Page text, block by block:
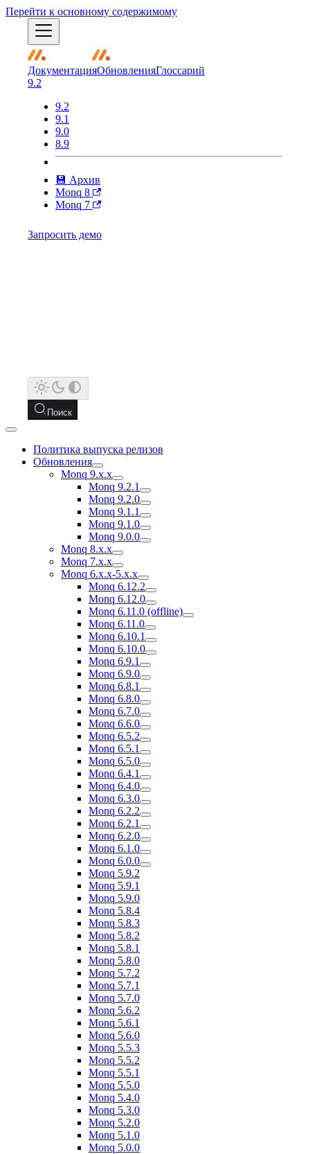
Перейти к основному содержимому
ДокументацияОбновленияГлоссарий
9.2
9.2
9.1
9.0
8.9
💾 Архив
Monq 8
Monq 7
Запросить демо
Поиск
Политика выпуска релизов
Обновления
Monq 9.x.x
Monq 9.2.1
Monq 9.2.0
Monq 9.1.1
Monq 9.1.0
Monq 9.0.0
Monq 8.x.x
Monq 7.x.x
Monq 6.x.x-5.x.x
Monq 6.12.2
Monq 6.12.0
Monq 6.11.0 (offline)
Monq 6.11.0
Monq 6.10.1
Monq 6.10.0
Monq 6.9.1
Monq 6.9.0
Monq 6.8.1
Monq 6.8.0
Monq 6.7.0
Monq 6.6.0
Monq 6.5.2
Monq 6.5.1
Monq 6.5.0
Monq 6.4.1
Monq 6.4.0
Monq 6.3.0
Monq 6.2.2
Monq 6.2.1
Monq 6.2.0
Monq 6.1.0
Monq 6.0.0
Monq 5.9.2
Monq 5.9.1
Monq 5.9.0
Monq 5.8.4
Monq 5.8.3
Monq 5.8.2
Monq 5.8.1
Monq 5.8.0
Monq 5.7.2
Monq 5.7.1
Monq 5.7.0
Monq 5.6.2
Monq 5.6.1
Monq 5.6.0
Monq 5.5.3
Monq 5.5.2
Monq 5.5.1
Monq 5.5.0
Monq 5.4.0
Monq 5.3.0
Monq 5.2.0
Monq 5.1.0
Monq 5.0.0